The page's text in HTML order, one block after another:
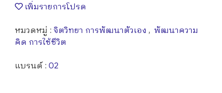
เพิ่มรายการโปรด
หมวดหมู่ :จิตวิทยา การพัฒนาตัวเอง , พัฒนาความ
คิด การใช้ชีวิต
แบรนด์ :O2